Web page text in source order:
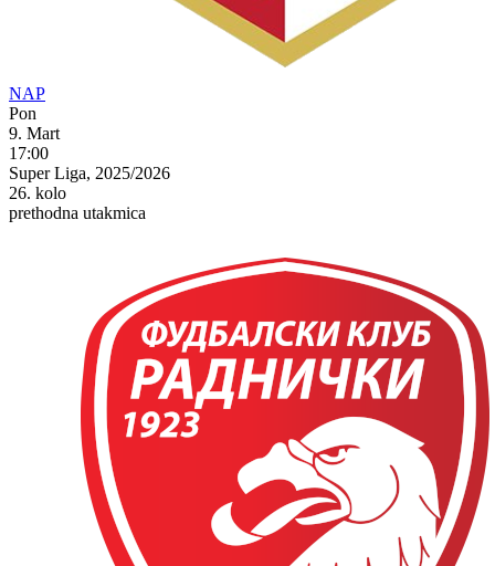
NAP
Pon
9. Mart
17:00
Super Liga, 2025/2026
26. kolo
prethodna utakmica